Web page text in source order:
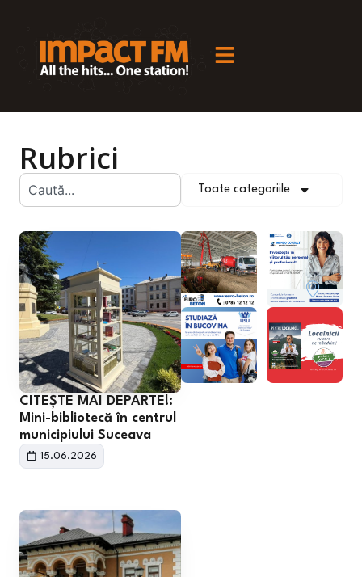
Rubrici
Toate categoriile
CITEȘTE MAI DEPARTE!:
Mini-bibliotecă în centrul
municipiului Suceava
15.06.2026